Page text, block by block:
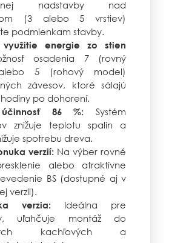
nadstavby nad
(3 alebo 5 vrstiev)
podmienkam stavby.
využitie energie zo stien
osadenia 7 (rovný
5 (rohový model)
závesov, ktoré sálajú
po dohorení.
86 %:
Systém
znižuje teplotu spalín a
spotrebu dreva.
verzií: Na výber rovné
alebo atraktívne
BS (dostupné aj v
verzii).
verzia:
Ideálna pre
uľahčuje montáž do
kachľových a